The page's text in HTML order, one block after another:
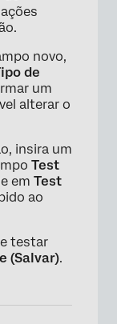
novo,
de
um
alterar o
insira um
Test
em Test
ao
testar
(Salvar).